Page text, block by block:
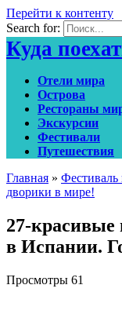
Перейти к контенту
Search for:
Куда
Отели мира
Острова
Рестораны
Экскурсии
Фестивали
Путешествия
Главная » Фестиваль
дворики в мире!
27-красивые
в Испании.
Просмотры 61